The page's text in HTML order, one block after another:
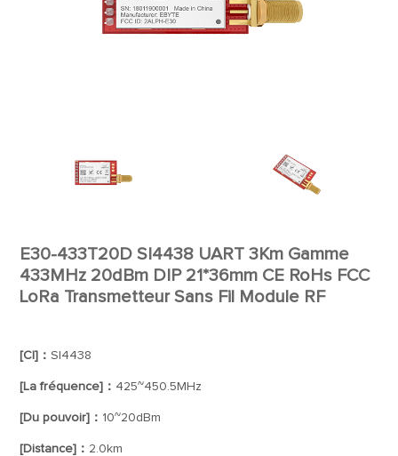
E30-433T20D SI4438 UART 3Km Gamme
433MHz 20dBm DIP 21*36mm CE RoHs FCC
LoRa Transmetteur Sans Fil Module RF
[CI]：SI4438
[La fréquence]： 425~450.5MHz
[Du pouvoir]： 10~20dBm
[Distance]： 2.0km